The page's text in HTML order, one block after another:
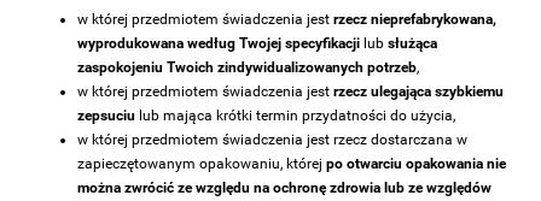
w której przedmiotem świadczenia jest rzecz nieprefabrykowana,
wyprodukowana według Twojej specyfikacji lub służąca
zaspokojeniu Twoich zindywidualizowanych potrzeb,
w której przedmiotem świadczenia jest rzecz ulegająca szybkiemu
zepsuciu lub mająca krótki termin przydatności do użycia,
w której przedmiotem świadczenia jest rzecz dostarczana w
zapieczętowanym opakowaniu, której po otwarciu opakowania nie
można zwrócić ze względu na ochronę zdrowia lub ze względów